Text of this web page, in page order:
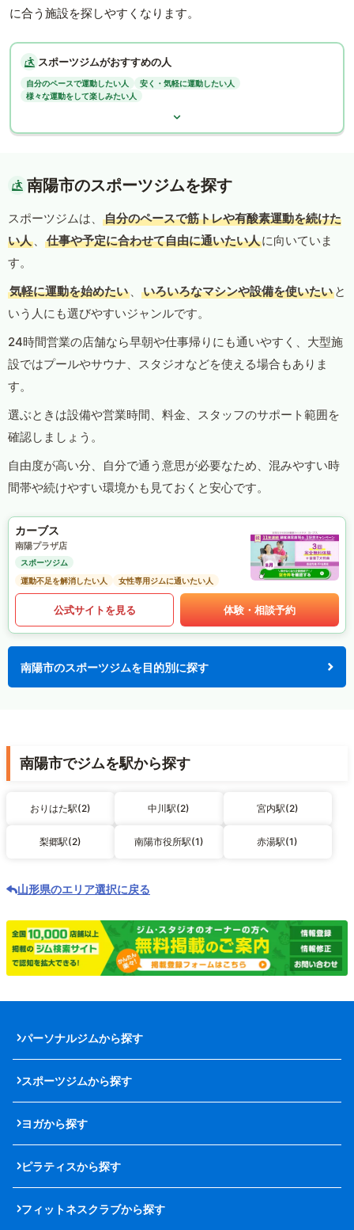
に合う施設を探しやすくなります。
スポーツジムがおすすめの人
自分のペースで運動したい人
安く・気軽に運動したい人
様々な運動をして楽しみたい人
南陽市のスポーツジムを探す
スポーツジムは、
自分のペースで筋トレや有酸素運動を続けた
い人 、 仕事や予定に合わせて自由に通いたい人に向いていま
す。
気軽に運動を始めたい 、 いろいろなマシンや設備を使いたい と
いう人にも選びやすいジャンルです。
24時間営業の店舗なら早朝や仕事帰りにも通いやすく、大型施
設ではプールやサウナ、スタジオなどを使える場合もありま
す。
選ぶときは設備や営業時間、料金、スタッフのサポート範囲を
確認しましょう。
自由度が高い分、自分で通う意思が必要なため、混みやすい時
間帯や続けやすい環境かも見ておくと安心です。
カーブス
南陽プラザ店
スポーツジム
運動不足を解消したい人
女性専用ジムに通いたい人
公式サイトを見る 体験・相談予約
南陽市のスポーツジムを目的別に探す
南陽市でジムを駅から探す
おりはた駅(2) 中川駅(2) 宮内駅(2)
梨郷駅(2) 南陽市役所駅(1) 赤湯駅(1)
山形県のエリア選択に戻る
パーソナルジムから探す
スポーツジムから探す
ヨガから探す
ピラティスから探す
フィットネスクラブから探す